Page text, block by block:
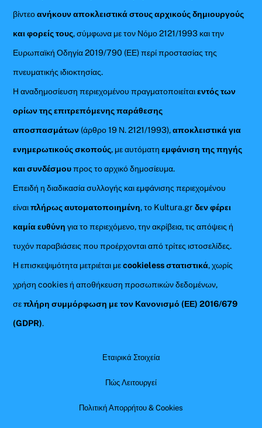
βίντεοανήκουν αποκλειστικά στους αρχικούς δημιουργούς
και φορείς τους, σύμφωνα με τον Νόμο 2121/1993 και την
Ευρωπαϊκή Οδηγία 2019/790 (ΕΕ) περί προστασίας της
πνευματικής ιδιοκτησίας.
Η αναδημοσίευση περιεχομένου πραγματοποιείταιεντός των
ορίων της επιτρεπόμενης παράθεσης
αποσπασμάτων (άρθρο 19 Ν. 2121/1993),αποκλειστικά για
ενημερωτικούς σκοπούς, με αυτόματηεμφάνιση της πηγής
και συνδέσμουπρος το αρχικό δημοσίευμα.
Επειδή η διαδικασία συλλογής και εμφάνισης περιεχομένου
είναιπλήρως αυτοματοποιημένη, το Kultura.grδεν φέρει
καμία ευθύνη για το περιεχόμενο, την ακρίβεια, τις απόψεις ή
τυχόν παραβιάσεις που προέρχονται από τρίτες ιστοσελίδες.
Η επισκεψιμότητα μετριέται μεcookieless στατιστικά, χωρίς
χρήση cookies ή αποθήκευση προσωπικών δεδομένων,
σεπλήρη συμμόρφωση με τον Κανονισμό (ΕΕ) 2016/679
(GDPR).
Εταιρικά Στοιχεία
Πώς Λειτουργεί
Πολιτική Απορρήτου & Cookies